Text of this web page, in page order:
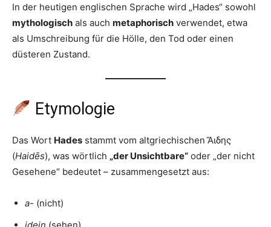
In der heutigen englischen Sprache wird „Hades“ sowohl
mythologisch als auch metaphorisch verwendet, etwa
als Umschreibung für die Hölle, den Tod oder einen
düsteren Zustand.
Etymologie
Das Wort Hades stammt vom altgriechischen Ἅιδης
(Haidēs), was wörtlich „der Unsichtbare“ oder „der nicht
Gesehene“ bedeutet – zusammengesetzt aus:
a- (nicht)